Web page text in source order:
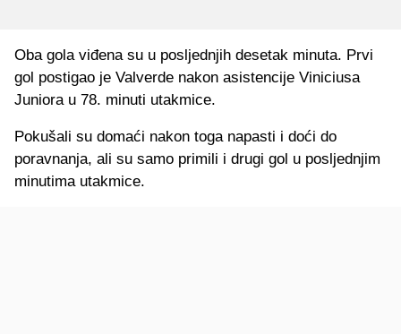
Oba gola viđena su u posljednjih desetak minuta. Prvi
gol postigao je Valverde nakon asistencije Viniciusa
Juniora u 78. minuti utakmice.
Pokušali su domaći nakon toga napasti i doći do
poravnanja, ali su samo primili i drugi gol u posljednjim
minutima utakmice.